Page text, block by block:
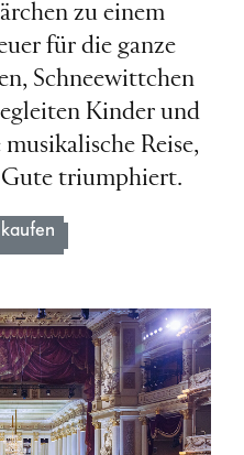
zu einem
für die ganze
Schneewittchen
Kinder und
Reise,
Gute triumphiert.
kaufen